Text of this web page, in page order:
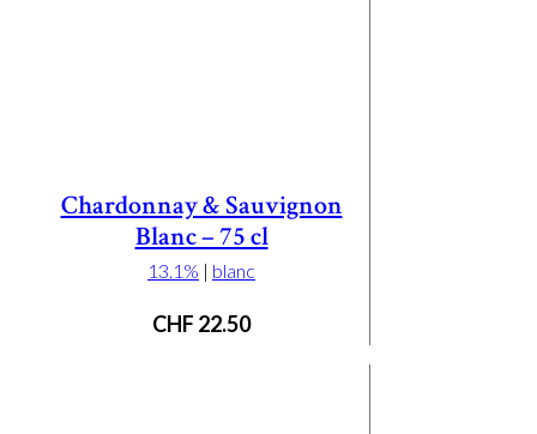
Chardonnay & Sauvignon
Blanc – 75 cl
13.1% | blanc
CHF 22.50